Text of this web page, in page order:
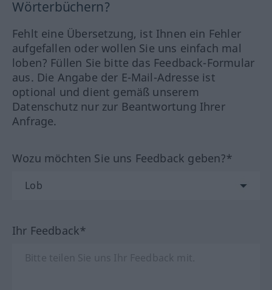
Wörterbüchern?
Fehlt eine Übersetzung, ist Ihnen ein Fehler
aufgefallen oder wollen Sie uns einfach mal
loben? Füllen Sie bitte das Feedback-Formular
aus. Die Angabe der E-Mail-Adresse ist
optional und dient gemäß unserem
Datenschutz nur zur Beantwortung Ihrer
Anfrage.
Wozu möchten Sie uns Feedback geben?*
Ihr Feedback*